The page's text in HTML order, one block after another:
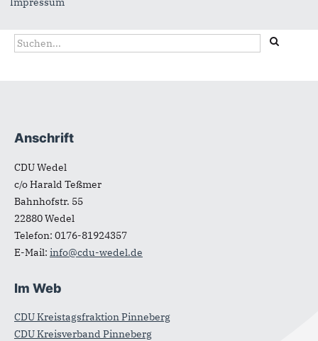
Suchformular
Suche
Fußbereich
Anschrift
CDU Wedel
c/o Harald Teßmer
Bahnhofstr. 55
22880Wedel
Telefon: 0176-81924357
E-Mail: info@cdu-wedel.de
Im Web
CDU Kreistagsfraktion Pinneberg
CDU Kreisverband Pinneberg